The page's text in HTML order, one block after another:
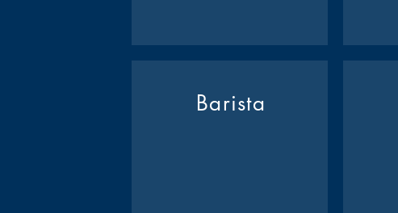
Barista